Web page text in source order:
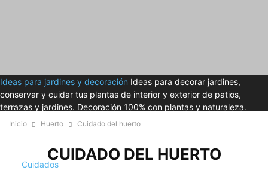
Ideas para jardines y decoración Ideas para decorar jardines,
conservar y cuidar tus plantas de interior y exterior de patios,
terrazas y jardines. Decoración 100% con plantas y naturaleza.
Cuidados
Inicio Huerto Cuidado del huerto
CUIDADO DEL HUERTO